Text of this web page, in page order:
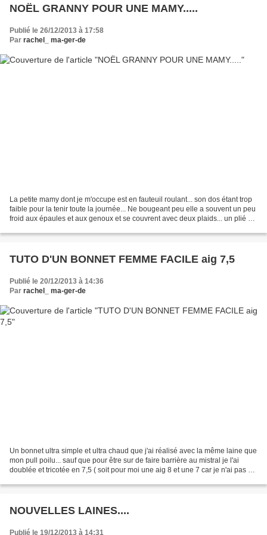
NOËL GRANNY POUR UNE MAMY.....
Publié le 26/12/2013 à 17:58
Par rachel_ ma-ger-de
La petite mamy dont je m'occupe est en fauteuil roulant... son dos étant trop
faible pour la tenir toute la journée... Ne bougeant peu elle a souvent un peu
froid aux épaules et aux genoux et se couvrent avec deux plaids... un plié en
TUTO D'UN BONNET FEMME FACILE aig 7,5
Publié le 20/12/2013 à 14:36
Par rachel_ ma-ger-de
Un bonnet ultra simple et ultra chaud que j'ai réalisé avec la même laine que
mon pull poilu... sauf que pour être sur de faire barrière au mistral je l'ai
doublée et tricotée en 7,5 ( soit pour moi une aig 8 et une 7 car je n'ai pas de
NOUVELLES LAINES....
Publié le 19/12/2013 à 14:31